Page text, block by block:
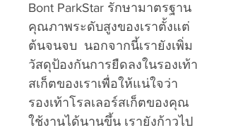
Bont ParkStar รักษามาตรฐาน
คุณภาพระดับสูงของเราตั้งแต่
ต้นจนจบ นอกจากนี้เรายังเพิ่ม
วัสดุป้องกันการยืดลงในรองเท้า
สเก็ตของเราเพื่อให้แน่ใจว่า
รองเท้าโรลเลอร์สเก็ตของคุณ
ใช้งานได้นานขึ้น เรายังก้าวไป